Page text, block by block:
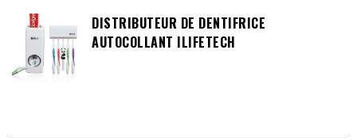
DISTRIBUTEUR DE DENTIFRICE
AUTOCOLLANT ILIFETECH